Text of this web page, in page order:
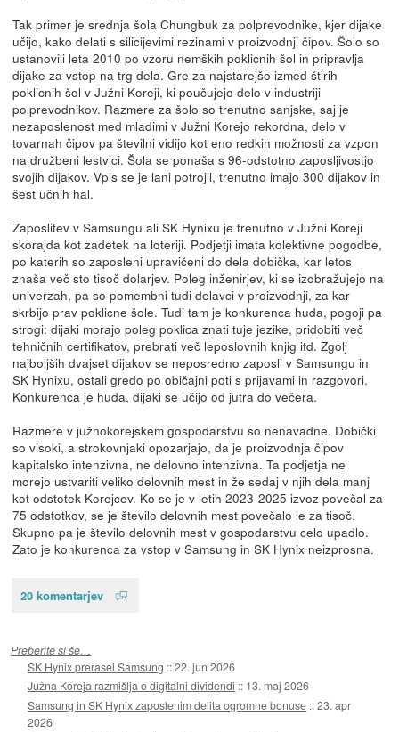
Tak primer je srednja šola Chungbuk za polprevodnike, kjer dijake
učijo, kako delati s silicijevimi rezinami v proizvodnji čipov. Šolo so
ustanovili leta 2010 po vzoru nemških poklicnih šol in pripravlja
dijake za vstop na trg dela. Gre za najstarejšo izmed štirih
poklicnih šol v Južni Koreji, ki poučujejo delo v industriji
polprevodnikov. Razmere za šolo so trenutno sanjske, saj je
nezaposlenost med mladimi v Južni Korejo rekordna, delo v
tovarnah čipov pa številni vidijo kot eno redkih možnosti za vzpon
na družbeni lestvici. Šola se ponaša s 96-odstotno zaposljivostjo
svojih dijakov. Vpis se je lani potrojil, trenutno imajo 300 dijakov in
šest učnih hal.
Zaposlitev v Samsungu ali SK Hynixu je trenutno v Južni Koreji
skorajda kot zadetek na loteriji. Podjetji imata kolektivne pogodbe,
po katerih so zaposleni upravičeni do dela dobička, kar letos
znaša več sto tisoč dolarjev. Poleg inženirjev, ki se izobražujejo na
univerzah, pa so pomembni tudi delavci v proizvodnji, za kar
skrbijo prav poklicne šole. Tudi tam je konkurenca huda, pogoji pa
strogi: dijaki morajo poleg poklica znati tuje jezike, pridobiti več
tehničnih certifikatov, prebrati več leposlovnih knjig itd. Zgolj
najboljših dvajset dijakov se neposredno zaposli v Samsungu in
SK Hynixu, ostali gredo po običajni poti s prijavami in razgovori.
Konkurenca je huda, dijaki se učijo od jutra do večera.
Razmere v južnokorejskem gospodarstvu so nenavadne. Dobički
so visoki, a strokovnjaki opozarjajo, da je proizvodnja čipov
kapitalsko intenzivna, ne delovno intenzivna. Ta podjetja ne
morejo ustvariti veliko delovnih mest in že sedaj v njih dela manj
kot odstotek Korejcev. Ko se je v letih 2023-2025 izvoz povečal za
75 odstotkov, se je število delovnih mest povečalo le za tisoč.
Skupno pa je število delovnih mest v gospodarstvu celo upadlo.
Zato je konkurenca za vstop v Samsung in SK Hynix neizprosna.
20 komentarjev
Preberite si še…
SK Hynix prerasel Samsung ::22. jun 2026
Južna Koreja razmišlja o digitalni dividendi :: 13. maj 2026
Samsung in SK Hynix zaposlenim delita ogromne bonuse ::23. apr
2026